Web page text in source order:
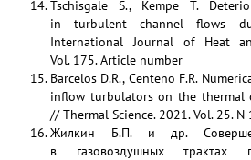
Tschisgale S., Kempe T.
in turbulent channel flows
International Journal of Heat
Vol. 175. Article number
Barcelos D.R., Centeno F.R.
inflow turbulators on the thermal
// Thermal Science. 2021. Vol. 25. N
Жилкин Б.П. и др.
в газовоздушных трактах